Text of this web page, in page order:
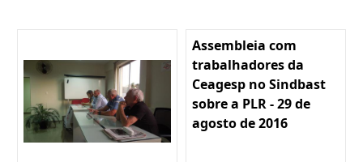
Assembleia com
trabalhadores da
Ceagesp no Sindbast
sobre a PLR - 29 de
agosto de 2016